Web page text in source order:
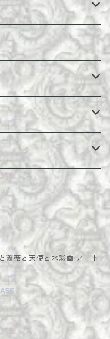
薇と天使と水彩画 アート